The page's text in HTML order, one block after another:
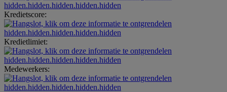
hidden.hidden.hidden.hidden.hidden
Kredietscore:
hidden.hidden.hidden.hidden.hidden
Kredietlimiet:
hidden.hidden.hidden.hidden.hidden
Medewerkers:
hidden.hidden.hidden.hidden.hidden